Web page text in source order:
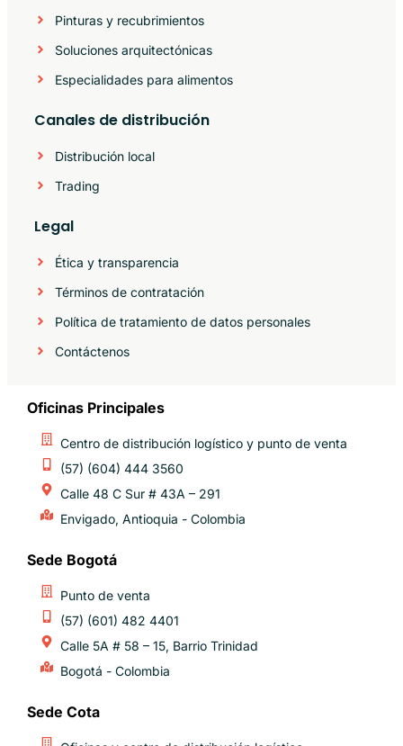
Pinturas y recubrimientos
Soluciones arquitectónicas
Especialidades para alimentos
Canales de distribución
Distribución local
Trading
Legal
Ética y transparencia
Términos de contratación
Política de tratamiento de datos personales
Contáctenos
Oficinas Principales
Centro de distribución logístico y punto de venta
(57) (604) 444 3560
Calle 48 C Sur # 43A – 291
Envigado, Antioquia - Colombia
Sede Bogotá
Punto de venta
(57) (601) 482 4401
Calle 5A # 58 – 15, Barrio Trinidad
Bogotá - Colombia
Sede Cota